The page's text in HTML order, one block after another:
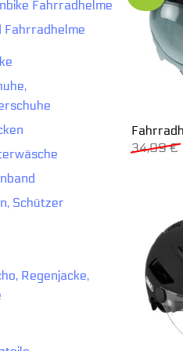
Fahrradhelme
Fahrradhelme
Schützer
Regenjacke,
34,99€